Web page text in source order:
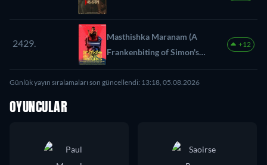
2429.
Masthishka Maranam (A
Frankenbiting of Simon's
Memories)
+12
Günlük yayın sıralamaları son güncellendi: 13:18, 05.08.2026
OYUNCULAR